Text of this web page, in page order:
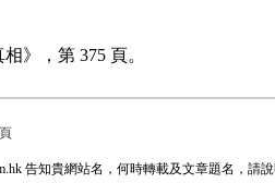
》，第 375 頁。
告知貴網站名，何時轉載及文章題名，